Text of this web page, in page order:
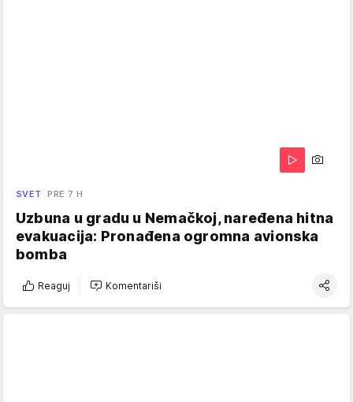
SVET PRE 7 H
Uzbuna u gradu u Nemačkoj, naređena hitna
evakuacija: Pronađena ogromna avionska
bomba
Reaguj Komentariši